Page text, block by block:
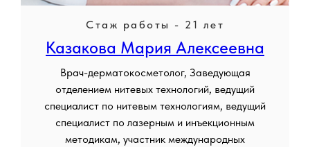
Стаж работы - 21 лет
Казакова Мария Алексеевна
Врач-дерматокосметолог, Заведующая
отделением нитевых технологий, ведущий
специалист по нитевым технологиям, ведущий
специалист по лазерным и инъекционным
методикам, участник международных